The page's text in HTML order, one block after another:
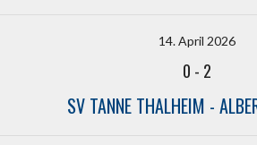
14. April 2026
0 - 2
SV TANNE THALHEIM -